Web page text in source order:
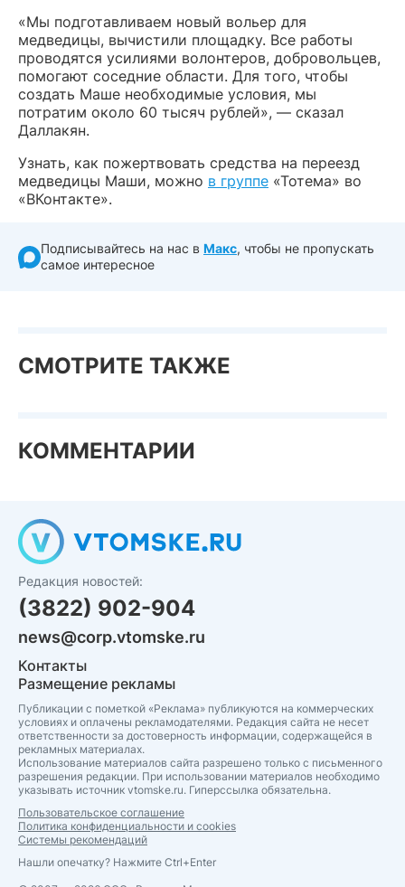
«Мы подготавливаем новый вольер для
медведицы, вычистили площадку. Все работы
проводятся усилиями волонтеров, добровольцев,
помогают соседние области. Для того, чтобы
создать Маше необходимые условия, мы
потратим около 60 тысяч рублей», — сказал
Даллакян.
Узнать, как пожертвовать средства на переезд
медведицы Маши, можно в группе «Тотема» во
«ВКонтакте».
Подписывайтесь на нас в Макс, чтобы не пропускать
самое интересное
СМОТРИТЕ ТАКЖЕ
КОММЕНТАРИИ
Редакция новостей:
(3822) 902-904
news@corp.vtomske.ru
Контакты
Размещение рекламы
Публикации с пометкой «Реклама» публикуются на коммерческих
условиях и оплачены рекламодателями. Редакция сайта не несет
ответственности за достоверность информации, содержащейся в
рекламных материалах.
Использование материалов сайта разрешено только с письменного
разрешения редакции. При использовании материалов необходимо
указывать источник vtomske.ru. Гиперссылка обязательна.
Пользовательское соглашение
Политика конфиденциальности и cookies
Системы рекомендаций
Нашли опечатку? Нажмите Ctrl+Enter